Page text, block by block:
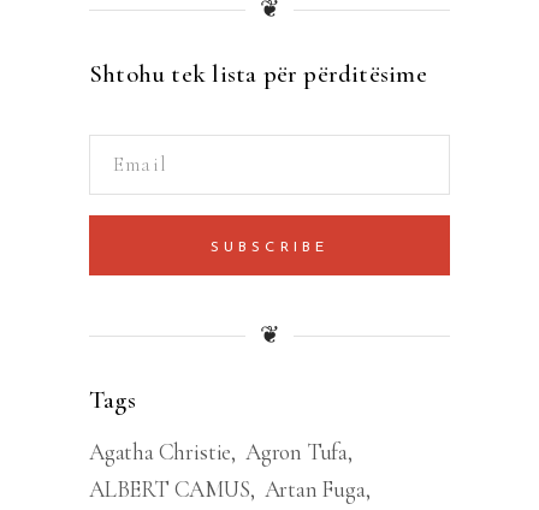
❦
Shtohu tek lista për përditësime
SUBSCRIBE
❦
Tags
Agatha Christie Agron Tufa
ALBERT CAMUS Artan Fuga